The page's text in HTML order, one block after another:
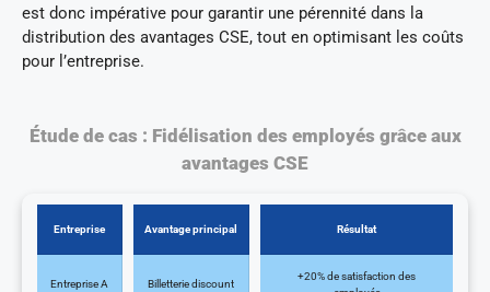
est donc impérative pour garantir une pérennité dans la
distribution des avantages CSE, tout en optimisant les coûts
pour l’entreprise.
Étude de cas : Fidélisation des employés grâce aux
avantages CSE
Entreprise Avantage principal Résultat
Entreprise A Billetterie discount
+20% de satisfaction des